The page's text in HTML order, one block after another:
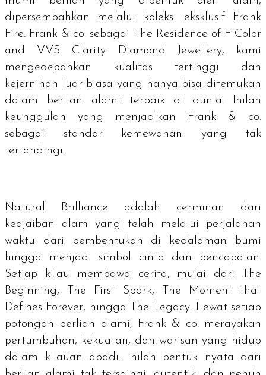
dipersembahkan melalui koleksi eksklusif Frank
Fire. Frank & co. sebagai
The Residence of F Color
and VVS Clarity Diamond Jewellery, kami
mengedepankan kualitas tertinggi dan
kejernihan luar biasa yang hanya bisa ditemukan
dalam berlian alami terbaik di dunia. Inilah
keunggulan yang menjadikan Frank & co.
sebagai standar kemewahan yang tak
tertandingi.
Natural Brilliance adalah cerminan dari
keajaiban alam yang telah melalui perjalanan
waktu dari pembentukan di kedalaman bumi
hingga menjadi simbol cinta dan pencapaian.
Setiap kilau membawa cerita, mulai dari
The
Beginning, The First Spark, The Moment that
Defines Forever, hingga The Legacy. Lewat setiap
potongan berlian alami, Frank & co. merayakan
pertumbuhan, kekuatan, dan warisan yang hidup
dalam kilauan abadi. Inilah bentuk nyata dari